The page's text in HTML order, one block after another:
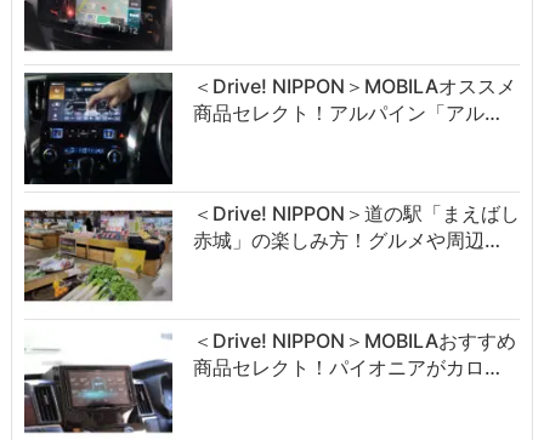
＜Drive! NIPPON＞MOBILAオススメ
商品セレクト！アルパイン「アル…
＜Drive! NIPPON＞道の駅「まえばし
赤城」の楽しみ方！グルメや周辺…
＜Drive! NIPPON＞MOBILAおすすめ
商品セレクト！パイオニアがカロ…